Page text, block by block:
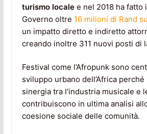
turismo localee nel 2018 ha fatto
Governo oltre 16 milioni di Rand
un impatto diretto e indiretto
creando inoltre 311 nuovi posti di
Festival come l’Afropunk sono
sviluppo urbano dell’Africa
sinergia tra l’industria musicale e
contribuiscono in ultima analisi
coesione sociale delle comunità.